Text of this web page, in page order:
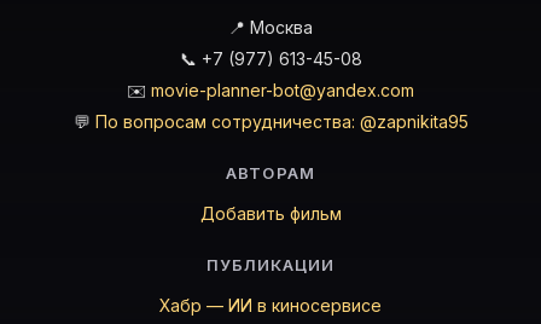
📍 Москва
📞 +7 (977) 613-45-08
✉️ movie-planner-bot@yandex.com
💬 По вопросам сотрудничества: @zapnikita95
АВТОРАМ
Добавить фильм
ПУБЛИКАЦИИ
Хабр — ИИ в киносервисе